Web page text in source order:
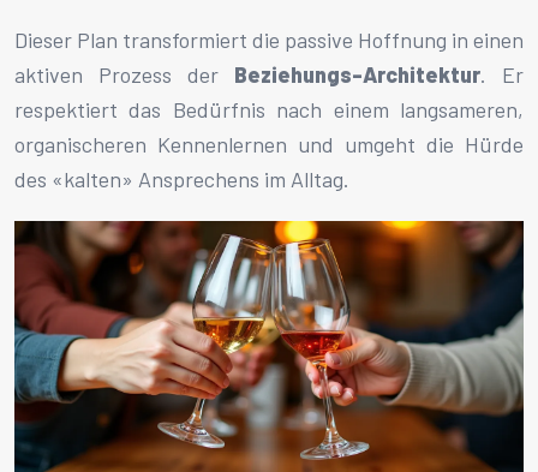
Dieser Plan transformiert die passive Hoffnung in einen
aktiven Prozess der Beziehungs-Architektur. Er
respektiert das Bedürfnis nach einem langsameren,
organischeren Kennenlernen und umgeht die Hürde
des «kalten» Ansprechens im Alltag.